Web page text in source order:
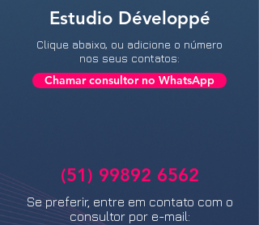
Estudio Développé
Clique abaixo, ou adicione o número
nos seus contatos:
Chamar consultor no WhatsApp
(51) 99892 6562
Se preferir, entre em contato com o
consultor por e-mail: